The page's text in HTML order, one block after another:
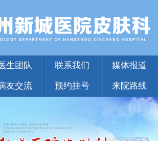
生团队 联系我们 媒体报道
友交流 预约挂号 来院路线